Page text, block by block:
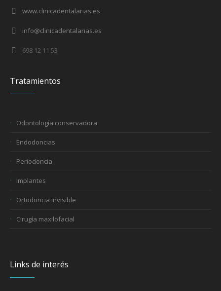
www.clinicadentalarias.es
info@clinicadentalarias.es
698 12 11 53
Tratamientos
Odontología conservadora
Endodoncias
Periodoncia
Implantes
Ortodoncia invisible
Cirugía maxilofacial
Links de interés